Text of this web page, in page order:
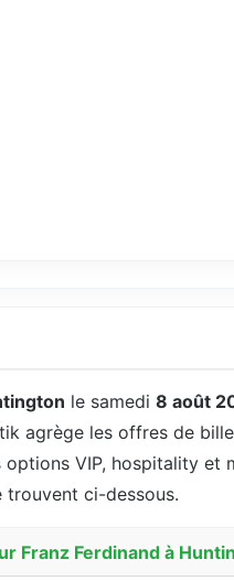
le samedi 8 août
agrège les offres de
VIP, hospitality et
trouvent ci-dessous.
Franz Ferdinand à